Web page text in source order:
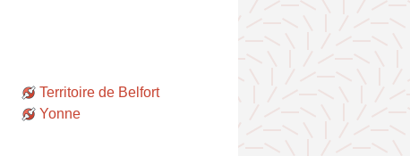
Territoire de Belfort
Yonne